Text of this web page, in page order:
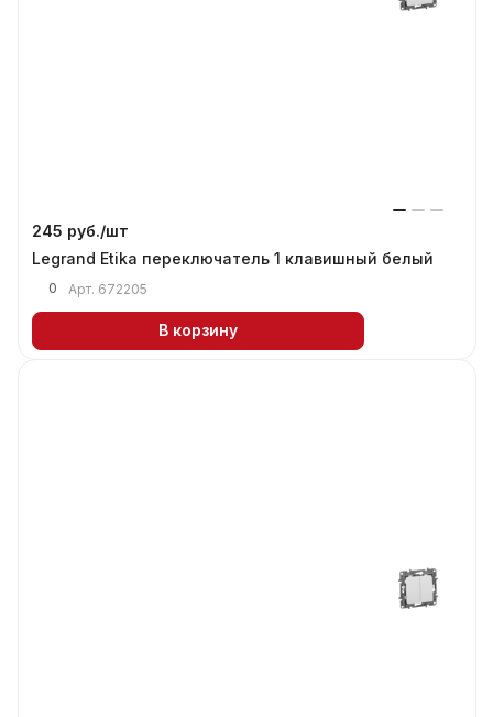
245 руб./шт
Legrand Etika переключатель 1 клавишный белый
0 Арт. 672205
В корзину